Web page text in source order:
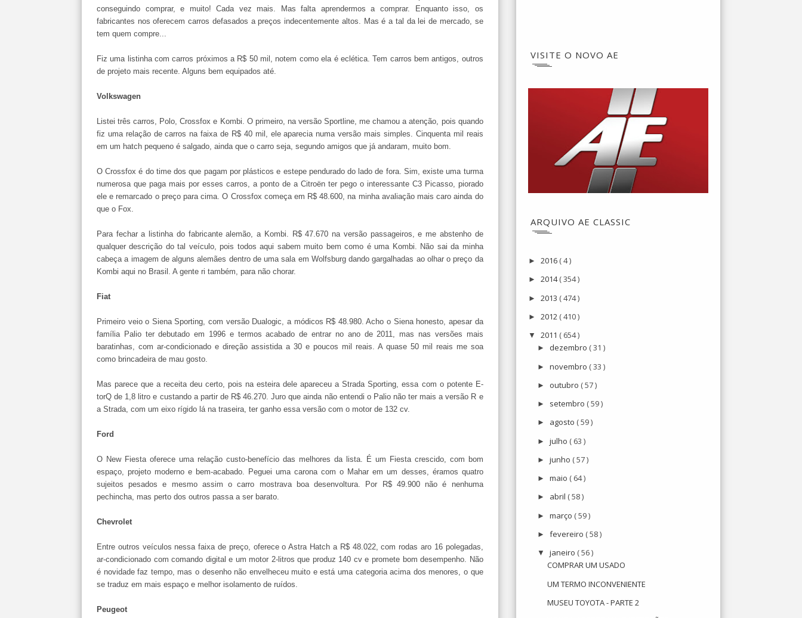
conseguindo comprar, e muito! Cada vez mais. Mas falta aprendermos a comprar. Enquanto isso, os
fabricantes nos oferecem carros defasados a preços indecentemente altos. Mas é a tal da lei de mercado, se
tem quem compre...
Fiz uma listinha com carros próximos a R$ 50 mil, notem como ela é eclética. Tem carros bem antigos, outros
de projeto mais recente. Alguns bem equipados até.
Volkswagen
Listei três carros, Polo, Crossfox e Kombi. O primeiro, na versão Sportline, me chamou a atenção, pois quando
fiz uma relação de carros na faixa de R$ 40 mil, ele aparecia numa versão mais simples. Cinquenta mil reais
em um hatch pequeno é salgado, ainda que o carro seja, segundo amigos que já andaram, muito bom.
O Crossfox é do time dos que pagam por plásticos e estepe pendurado do lado de fora. Sim, existe uma turma
numerosa que paga mais por esses carros, a ponto de a Citroën ter pego o interessante C3 Picasso, piorado
ele e remarcado o preço para cima. O Crossfox começa em R$ 48.600, na minha avaliação mais caro ainda do
que o Fox.
Para fechar a listinha do fabricante alemão, a Kombi. R$ 47.670 na versão passageiros, e me abstenho de
qualquer descrição do tal veículo, pois todos aqui sabem muito bem como é uma Kombi. Não sai da minha
cabeça a imagem de alguns alemães dentro de uma sala em Wolfsburg dando gargalhadas ao olhar o preço da
Kombi aqui no Brasil. A gente ri também, para não chorar.
Fiat
Primeiro veio o Siena Sporting, com versão Dualogic, a módicos R$ 48.980. Acho o Siena honesto, apesar da
família Palio ter debutado em 1996 e termos acabado de entrar no ano de 2011, mas nas versões mais
baratinhas, com ar-condicionado e direção assistida a 30 e poucos mil reais. A quase 50 mil reais me soa
como brincadeira de mau gosto.
Mas parece que a receita deu certo, pois na esteira dele apareceu a Strada Sporting, essa com o potente E-
torQ de 1,8 litro e custando a partir de R$ 46.270. Juro que ainda não entendi o Palio não ter mais a versão R e
a Strada, com um eixo rígido lá na traseira, ter ganho essa versão com o motor de 132 cv.
Ford
O New Fiesta oferece uma relação custo-benefício das melhores da lista. É um Fiesta crescido, com bom
espaço, projeto moderno e bem-acabado. Peguei uma carona com o Mahar em um desses, éramos quatro
sujeitos pesados e mesmo assim o carro mostrava boa desenvoltura. Por R$ 49.900 não é nenhuma
pechincha, mas perto dos outros passa a ser barato.
Chevrolet
Entre outros veículos nessa faixa de preço, oferece o Astra Hatch a R$ 48.022, com rodas aro 16 polegadas,
ar-condicionado com comando digital e um motor 2-litros que produz 140 cv e promete bom desempenho. Não
é novidade faz tempo, mas o desenho não envelheceu muito e está uma categoria acima dos menores, o que
se traduz em mais espaço e melhor isolamento de ruídos.
Peugeot
VISITE O NOVO AE
ARQUIVO AE CLASSIC
► 2016 ( 4 )
► 2014( 354 )
► 2013 ( 474 )
► 2012 ( 410 )
▼ 2011 ( 654 )
► dezembro ( 31 )
►novembro ( 33 )
► outubro ( 57 )
► setembro ( 59 )
► agosto ( 59 )
►julho ( 63 )
►junho ( 57 )
►maio ( 64 )
► abril ( 58 )
►março ( 59 )
►fevereiro ( 58 )
▼janeiro ( 56 )
COMPRAR UM USADO
UM TERMO INCONVENIENTE
MUSEU TOYOTA - PARTE 2